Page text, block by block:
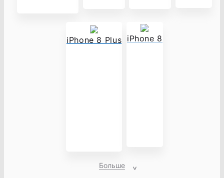
iPhone 8 Plus iPhone 8
Больше